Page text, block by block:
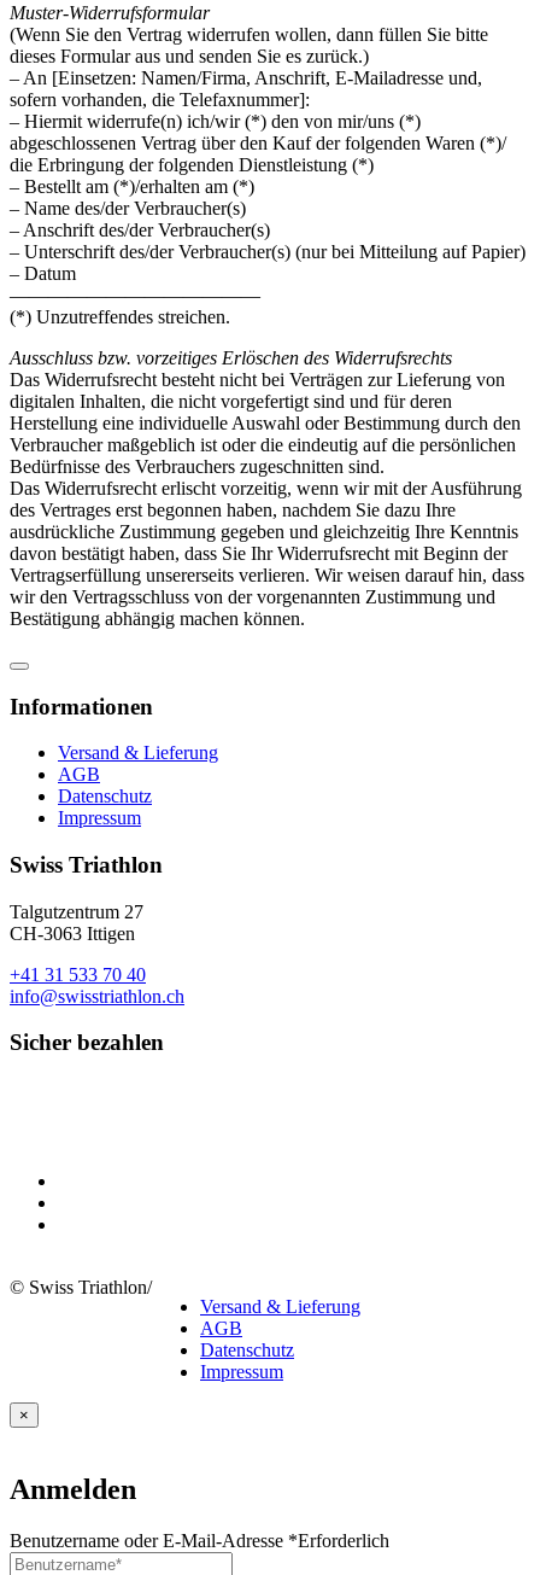
Muster-Widerrufsformular
(Wenn Sie den Vertrag widerrufen wollen, dann füllen Sie bitte
dieses Formular aus und senden Sie es zurück.)
– An [Einsetzen: Namen/Firma, Anschrift, E-Mailadresse und,
sofern vorhanden, die Telefaxnummer]:
– Hiermit widerrufe(n) ich/wir (*) den von mir/uns (*)
abgeschlossenen Vertrag über den Kauf der folgenden Waren (*)/
die Erbringung der folgenden Dienstleistung (*)
– Bestellt am (*)/erhalten am (*)
– Name des/der Verbraucher(s)
– Anschrift des/der Verbraucher(s)
– Unterschrift des/der Verbraucher(s) (nur bei Mitteilung auf Papier)
– Datum
—————————————
(*) Unzutreffendes streichen.
Ausschluss bzw. vorzeitiges Erlöschen des Widerrufsrechts
Das Widerrufsrecht besteht nicht bei Verträgen zur Lieferung von
digitalen Inhalten, die nicht vorgefertigt sind und für deren
Herstellung eine individuelle Auswahl oder Bestimmung durch den
Verbraucher maßgeblich ist oder die eindeutig auf die persönlichen
Bedürfnisse des Verbrauchers zugeschnitten sind.
Das Widerrufsrecht erlischt vorzeitig, wenn wir mit der Ausführung
des Vertrages erst begonnen haben, nachdem Sie dazu Ihre
ausdrückliche Zustimmung gegeben und gleichzeitig Ihre Kenntnis
davon bestätigt haben, dass Sie Ihr Widerrufsrecht mit Beginn der
Vertragserfüllung unsererseits verlieren. Wir weisen darauf hin, dass
wir den Vertragsschluss von der vorgenannten Zustimmung und
Bestätigung abhängig machen können.
Informationen
Versand & Lieferung
AGB
Datenschutz
Impressum
Swiss Triathlon
Talgutzentrum 27
CH-3063 Ittigen
+41 31 533 70 40
info@swisstriathlon.ch
Sicher bezahlen
© Swiss Triathlon/
Versand & Lieferung
AGB
Datenschutz
Impressum
×
Anmelden
Benutzername oder E-Mail-Adresse *Erforderlich